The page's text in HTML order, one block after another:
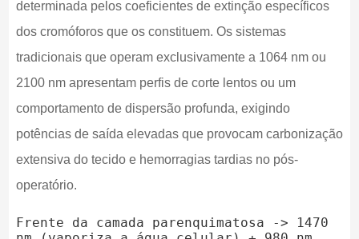
determinada pelos coeficientes de extinção específicos
dos cromóforos que os constituem. Os sistemas
tradicionais que operam exclusivamente a 1064 nm ou
2100 nm apresentam perfis de corte lentos ou um
comportamento de dispersão profunda, exigindo
potências de saída elevadas que provocam carbonização
extensiva do tecido e hemorragias tardias no pós-
operatório.
Frente da camada parenquimatosa -> 1470